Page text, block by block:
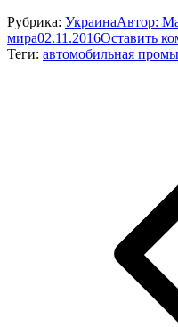
Рубрика: УкраинаАвтор:
мира02.11.2016Оставить
Теги: автомобильная